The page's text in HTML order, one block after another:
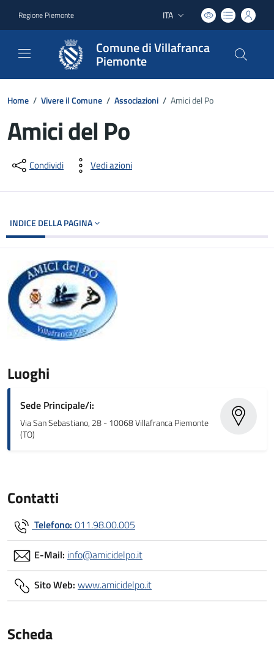
Regione Piemonte Lingua attiva:
ITA
Comune di Villafranca
Piemonte
Home / Vivere il Comune / Associazioni / Amici del Po
Amici del Po
Dettagli del documento
Condividi Vedi azioni
INDICE DELLA PAGINA
Luoghi
Sede Principale/i:
Via San Sebastiano, 28 - 10068 Villafranca Piemonte
(TO)
Contatti
Telefono: 011.98.00.005
E-Mail: info@amicidelpo.it
Sito Web: www.amicidelpo.it
Scheda